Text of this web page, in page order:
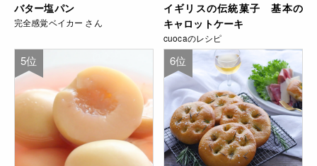
バター塩パン
完全感覚ベイカー さん
イギリスの伝統菓子 基本の
キャロットケーキ
cuocaのレシピ
5位 6位